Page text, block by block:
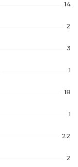
14
2
3
1
18
1
22
2